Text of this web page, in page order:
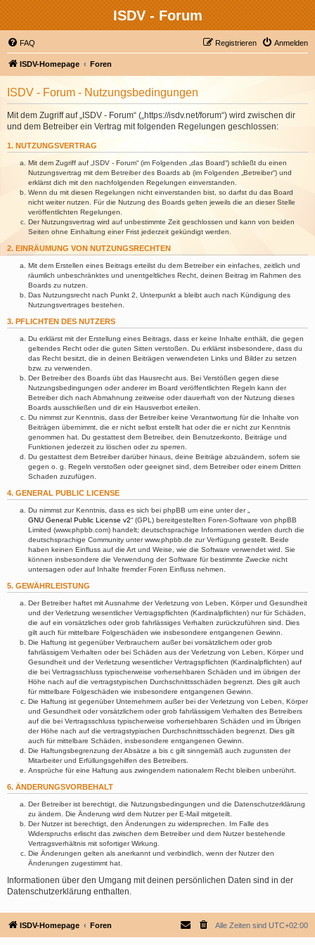
ISDV - Forum
FAQ Anmelden
Registrieren
ISDV-Homepage Foren
ISDV - Forum - Nutzungsbedingungen
Mit dem Zugriff auf „ISDV - Forum“ („https://isdv.net/forum“) wird zwischen dir
und dem Betreiber ein Vertrag mit folgenden Regelungen geschlossen:
1. NUTZUNGSVERTRAG
Mit dem Zugriff auf „ISDV - Forum“ (im Folgenden „das Board“) schließt du einen
Nutzungsvertrag mit dem Betreiber des Boards ab (im Folgenden „Betreiber“) und
erklärst dich mit den nachfolgenden Regelungen einverstanden.
Wenn du mit diesen Regelungen nicht einverstanden bist, so darfst du das Board
nicht weiter nutzen. Für die Nutzung des Boards gelten jeweils die an dieser Stelle
veröffentlichten Regelungen.
Der Nutzungsvertrag wird auf unbestimmte Zeit geschlossen und kann von beiden
Seiten ohne Einhaltung einer Frist jederzeit gekündigt werden.
2. EINRÄUMUNG VON NUTZUNGSRECHTEN
Mit dem Erstellen eines Beitrags erteilst du dem Betreiber ein einfaches, zeitlich und
räumlich unbeschränktes und unentgeltliches Recht, deinen Beitrag im Rahmen des
Boards zu nutzen.
Das Nutzungsrecht nach Punkt 2, Unterpunkt a bleibt auch nach Kündigung des
Nutzungsvertrages bestehen.
3. PFLICHTEN DES NUTZERS
Du erklärst mit der Erstellung eines Beitrags, dass er keine Inhalte enthält, die gegen
geltendes Recht oder die guten Sitten verstoßen. Du erklärst insbesondere, dass du
das Recht besitzt, die in deinen Beiträgen verwendeten Links und Bilder zu setzen
bzw. zu verwenden.
Der Betreiber des Boards übt das Hausrecht aus. Bei Verstößen gegen diese
Nutzungsbedingungen oder anderer im Board veröffentlichten Regeln kann der
Betreiber dich nach Abmahnung zeitweise oder dauerhaft von der Nutzung dieses
Boards ausschließen und dir ein Hausverbot erteilen.
Du nimmst zur Kenntnis, dass der Betreiber keine Verantwortung für die Inhalte von
Beiträgen übernimmt, die er nicht selbst erstellt hat oder die er nicht zur Kenntnis
genommen hat. Du gestattest dem Betreiber, dein Benutzerkonto, Beiträge und
Funktionen jederzeit zu löschen oder zu sperren.
Du gestattest dem Betreiber darüber hinaus, deine Beiträge abzuändern, sofern sie
gegen o. g. Regeln verstoßen oder geeignet sind, dem Betreiber oder einem Dritten
Schaden zuzufügen.
4. GENERAL PUBLIC LICENSE
Du nimmst zur Kenntnis, dass es sich bei phpBB um eine unter der „
GNU General Public License v2“ (GPL) bereitgestellten Foren-Software von phpBB
Limited (www.phpbb.com) handelt; deutschsprachige Informationen werden durch die
deutschsprachige Community unter www.phpbb.de zur Verfügung gestellt. Beide
haben keinen Einfluss auf die Art und Weise, wie die Software verwendet wird. Sie
können insbesondere die Verwendung der Software für bestimmte Zwecke nicht
untersagen oder auf Inhalte fremder Foren Einfluss nehmen.
5. GEWÄHRLEISTUNG
Der Betreiber haftet mit Ausnahme der Verletzung von Leben, Körper und Gesundheit
und der Verletzung wesentlicher Vertragspflichten (Kardinalpflichten) nur für Schäden,
die auf ein vorsätzliches oder grob fahrlässiges Verhalten zurückzuführen sind. Dies
gilt auch für mittelbare Folgeschäden wie insbesondere entgangenen Gewinn.
Die Haftung ist gegenüber Verbrauchern außer bei vorsätzlichem oder grob
fahrlässigem Verhalten oder bei Schäden aus der Verletzung von Leben, Körper und
Gesundheit und der Verletzung wesentlicher Vertragspflichten (Kardinalpflichten) auf
die bei Vertragsschluss typischerweise vorhersehbaren Schäden und im übrigen der
Höhe nach auf die vertragstypischen Durchschnittsschäden begrenzt. Dies gilt auch
für mittelbare Folgeschäden wie insbesondere entgangenen Gewinn.
Die Haftung ist gegenüber Unternehmern außer bei der Verletzung von Leben, Körper
und Gesundheit oder vorsätzlichem oder grob fahrlässigem Verhalten des Betreibers
auf die bei Vertragsschluss typischerweise vorhersehbaren Schäden und im Übrigen
der Höhe nach auf die vertragstypischen Durchschnittsschäden begrenzt. Dies gilt
auch für mittelbare Schäden, insbesondere entgangenen Gewinn.
Die Haftungsbegrenzung der Absätze a bis c gilt sinngemäß auch zugunsten der
Mitarbeiter und Erfüllungsgehilfen des Betreibers.
Ansprüche für eine Haftung aus zwingendem nationalem Recht bleiben unberührt.
6. ÄNDERUNGSVORBEHALT
Der Betreiber ist berechtigt, die Nutzungsbedingungen und die Datenschutzerklärung
zu ändern. Die Änderung wird dem Nutzer per E-Mail mitgeteilt.
Der Nutzer ist berechtigt, den Änderungen zu widersprechen. Im Falle des
Widerspruchs erlischt das zwischen dem Betreiber und dem Nutzer bestehende
Vertragsverhältnis mit sofortiger Wirkung.
Die Änderungen gelten als anerkannt und verbindlich, wenn der Nutzer den
Änderungen zugestimmt hat.
Informationen über den Umgang mit deinen persönlichen Daten sind in der
Datenschutzerklärung enthalten.
ISDV-Homepage Foren Alle Zeiten sind UTC+02:00